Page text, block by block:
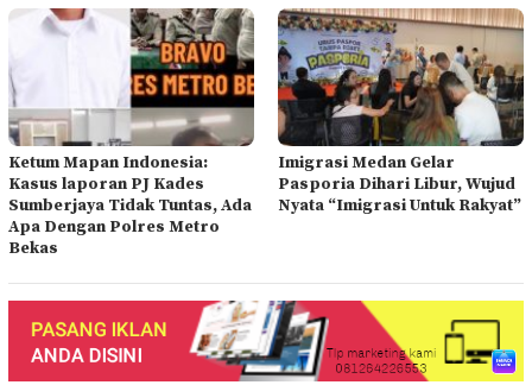
Ketum Mapan Indonesia:
Kasus laporan PJ Kades
Sumberjaya Tidak Tuntas, Ada
Apa Dengan Polres Metro
Bekas
Imigrasi Medan Gelar
Pasporia Dihari Libur, Wujud
Nyata “Imigrasi Untuk Rakyat”